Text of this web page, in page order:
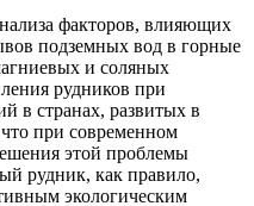
факторов, влияющих
подземных вод в горные
и соляных
рудников при
в странах, развитых в
при современном
этой проблемы
рудник, как правило,
экологическим